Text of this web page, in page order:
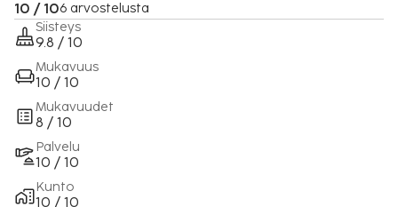
10 / 106 arvostelusta
Siisteys
9.8 / 10
Mukavuus
10 / 10
Mukavuudet
8 / 10
Palvelu
10 / 10
Kunto
10 / 10